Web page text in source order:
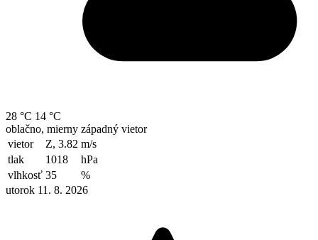
28 °C 14 °C
oblačno, mierny západný vietor
vietor
Z, 3.82 m/s
tlak
1018
hPa
vlhkosť 35
%
utorok 11. 8. 2026